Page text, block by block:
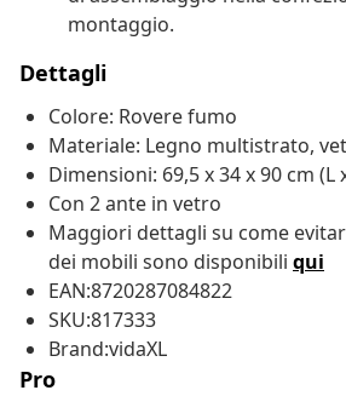
montaggio.
Dettagli
Colore: Rovere fumo
Materiale: Legno multistrato,
Dimensioni: 69,5 x 34 x 90 cm (L
Con 2 ante in vetro
Maggiori dettagli su come
dei mobili sono disponibili qui
EAN:8720287084822
SKU:817333
Brand:vidaXL
Pro